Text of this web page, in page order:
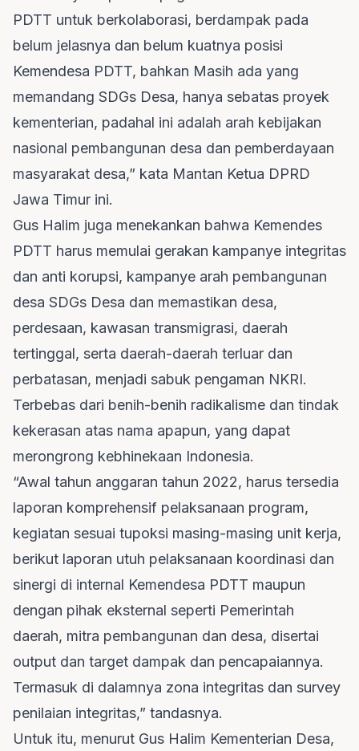
PDTT untuk berkolaborasi, berdampak pada
belum jelasnya dan belum kuatnya posisi
Kemendesa PDTT, bahkan Masih ada yang
memandang SDGs Desa, hanya sebatas proyek
kementerian, padahal ini adalah arah kebijakan
nasional pembangunan desa dan pemberdayaan
masyarakat desa,” kata Mantan Ketua DPRD
Jawa Timur ini.
Gus Halim juga menekankan bahwa Kemendes
PDTT harus memulai gerakan kampanye integritas
dan anti korupsi, kampanye arah pembangunan
desa SDGs Desa dan memastikan desa,
perdesaan, kawasan transmigrasi, daerah
tertinggal, serta daerah-daerah terluar dan
perbatasan, menjadi sabuk pengaman NKRI.
Terbebas dari benih-benih radikalisme dan tindak
kekerasan atas nama apapun, yang dapat
merongrong kebhinekaan Indonesia.
“Awal tahun anggaran tahun 2022, harus tersedia
laporan komprehensif pelaksanaan program,
kegiatan sesuai tupoksi masing-masing unit kerja,
berikut laporan utuh pelaksanaan koordinasi dan
sinergi di internal Kemendesa PDTT maupun
dengan pihak eksternal seperti Pemerintah
daerah, mitra pembangunan dan desa, disertai
output dan target dampak dan pencapaiannya.
Termasuk di dalamnya zona integritas dan survey
penilaian integritas,” tandasnya.
Untuk itu, menurut Gus Halim Kementerian Desa,